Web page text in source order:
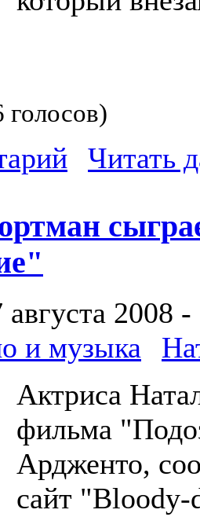
голосов)
Читать
августа 2008
и музыка
Актриса
фильма
Ардженто,
сайт